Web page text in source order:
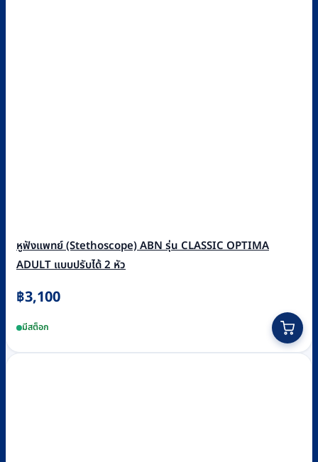
หูฟังแพทย์ (Stethoscope) ABN รุ่น CLASSIC OPTIMA
ADULT แบบปรับได้ 2 หัว
฿3,100
มีสต็อก
product
has